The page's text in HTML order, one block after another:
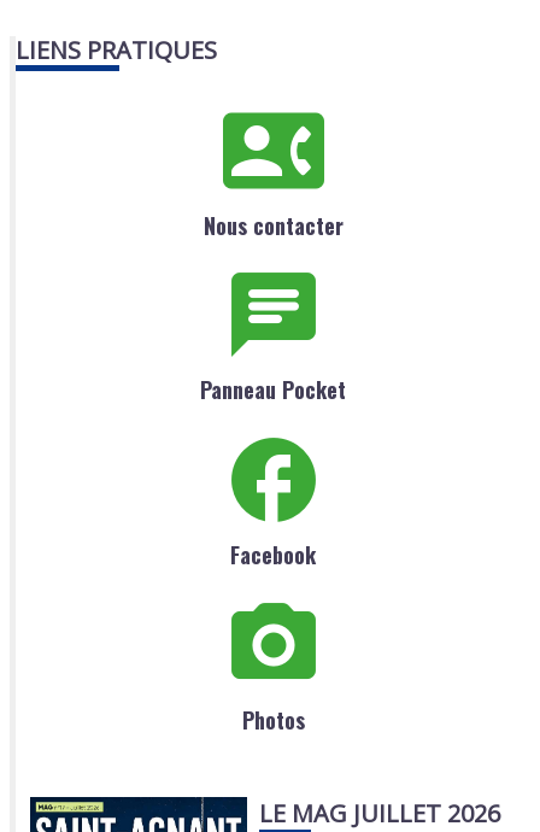
LIENS PRATIQUES
Nous contacter
Panneau Pocket
Facebook
Photos
LE MAG JUILLET 2026